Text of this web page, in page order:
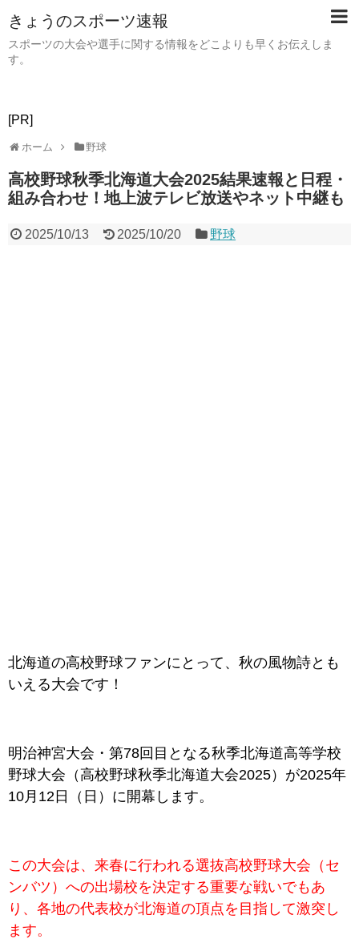
きょうのスポーツ速報
スポーツの大会や選手に関する情報をどこよりも早くお伝えしま
す。
[PR]
ホーム 野球
高校野球秋季北海道大会2025結果速報と日程・
組み合わせ！地上波テレビ放送やネット中継も
2025/10/13 2025/10/20 野球
北海道の高校野球ファンにとって、秋の風物詩とも
いえる大会です！
明治神宮大会・第78回目となる秋季北海道高等学校
野球大会（高校野球秋季北海道大会2025）が2025年
10月12日（日）に開幕します。
この大会は、来春に行われる選抜高校野球大会（セ
ンバツ）への出場校を決定する重要な戦いでもあ
り、各地の代表校が北海道の頂点を目指して激突し
ます。